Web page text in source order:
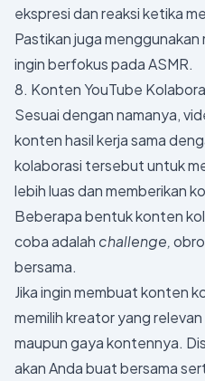
ekspresi dan reaksi ketika
Pastikan juga
ingin berfokus pada ASMR.
8. Konten YouTube
Sesuai dengan namanya,
konten hasil kerja sama
kolaborasi tersebut untuk
lebih luas dan memberikan
Beberapa bentuk konten
coba adalah challenge,
bersama.
Jika ingin membuat konten
memilih kreator yang
maupun gaya kontennya.
akan Anda buat bersama